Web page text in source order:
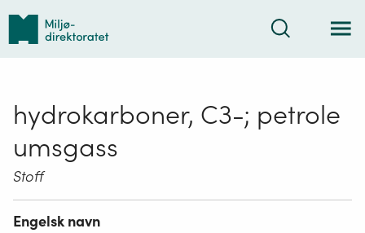
Tilbake
forsiden
Søk
hydrokarboner, C3-; petrole
umsgass
Stoff
Engelsk navn